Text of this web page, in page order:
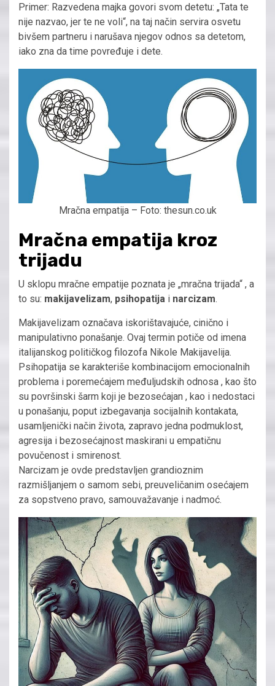
Primer: Razvedena majka govori svom detetu: „Tata te
nije nazvao, jer te ne voli“, na taj način servira osvetu
bivšem partneru i narušava njegov odnos sa detetom,
iako zna da time povređuje i dete.
Mračna empatija – Foto: thesun.co.uk
Mračna empatija kroz
trijadu
U sklopu mračne empatije poznata je „mračna trijada“ , a
to su: makijavelizam, psihopatija i narcizam.
Makijavelizam označava iskorištavajuće, cinično i
manipulativno ponašanje. Ovaj termin potiče od imena
italijanskog političkog filozofa Nikole Makijavelija.
Psihopatija se karakteriše kombinacijom emocionalnih
problema i poremećajem međuljudskih odnosa , kao što
su površinski šarm koji je bezosećajan , kao i nedostaci
u ponašanju, poput izbegavanja socijalnih kontakata,
usamljenički način života, zapravo jedna podmuklost,
agresija i bezosećajnost maskirani u empatičnu
povučenost i smirenost.
Narcizam je ovde predstavljen grandioznim
razmišljanjem o samom sebi, preuveličanim osećajem
za sopstveno pravo, samouvažavanje i nadmoć.